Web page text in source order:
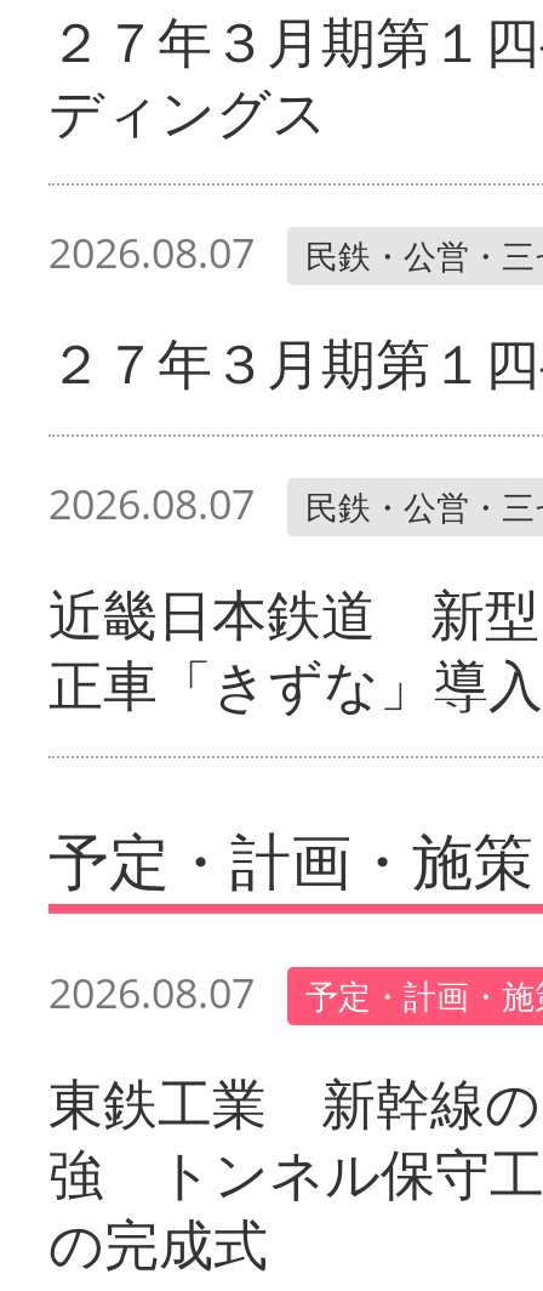
２７年３月期第１
ディングス
2026.08.07 民鉄・公営・
２７年３月期第１
2026.08.07 民鉄・公営・
近畿日本鉄道 新
正車「きずな」導入
予定・計画・施策
2026.08.07 予定・計画・
東鉄工業 新幹線
強 トンネル保守
の完成式